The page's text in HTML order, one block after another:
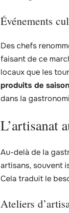
Événements
Des chefs
faisant de ce
locaux que les
produits de saison
dans la
L’artisanat
Au-delà de la
artisans, souvent
Cela traduit le
Ateliers